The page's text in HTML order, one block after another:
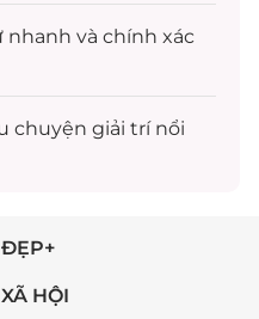
nhanh và chính xác
chuyện giải trínổi
ĐẸP+
XÃ HỘI